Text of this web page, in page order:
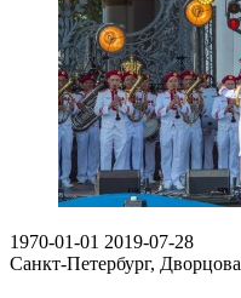
1970-01-01 2019-07-28
Санкт-Петербург,